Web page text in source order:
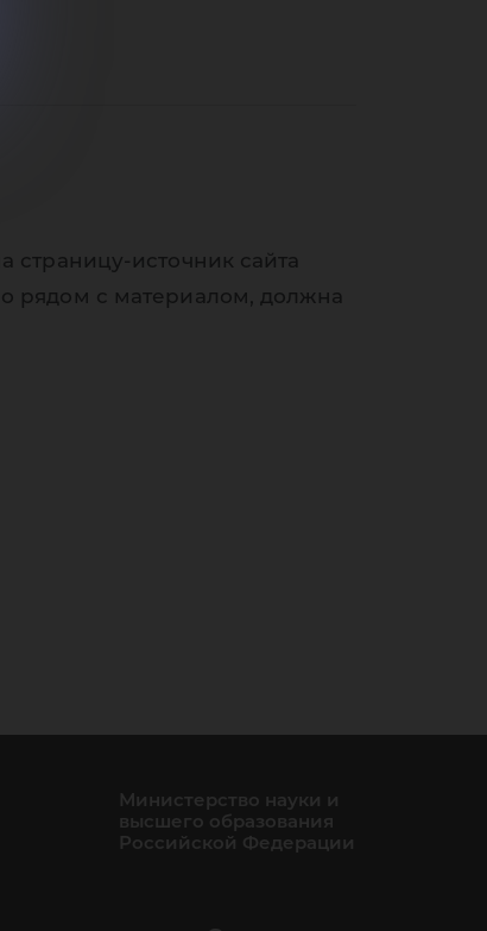
страницу-источник сайта
рядом с материалом, должна
Министерство науки и
высшего образования
Российской Федерации